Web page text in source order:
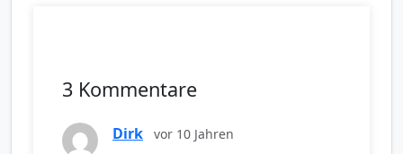
3 Kommentare
Dirk vor 10 Jahren